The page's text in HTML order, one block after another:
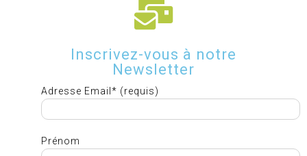
Inscrivez-vous à notre
Newsletter
Adresse Email* (requis)
Prénom